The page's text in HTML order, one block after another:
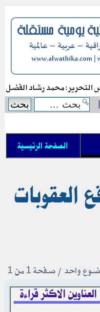
التحرير: محمد رشاد الفضل
|
الصفحة الرئيسية
العقوبات
واحد • صفحة1من1
العناوين الاكثر قراءة